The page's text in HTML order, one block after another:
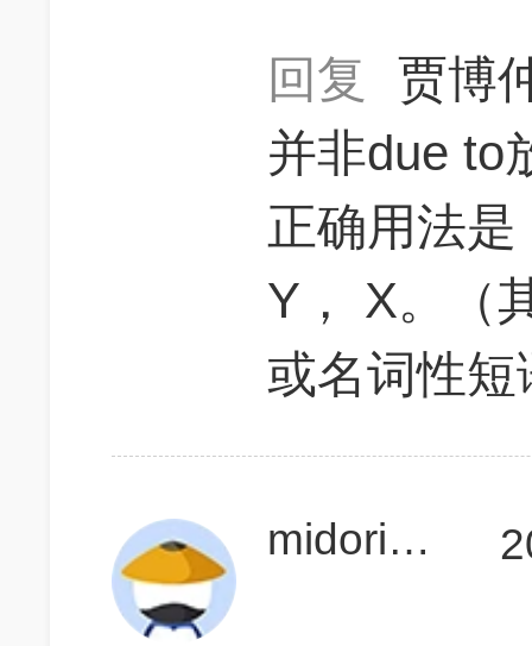
回复
贾博
并非due to
正确用法
Y， X。（
或名词性短
midorikkk